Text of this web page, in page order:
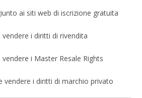
ai siti web di iscrizione gratuita
i diritti di rivendita
i Master Resale Rights
vendere i diritti di marchio privato